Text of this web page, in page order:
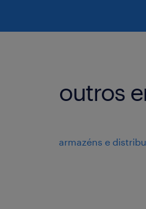
outros
armazéns e